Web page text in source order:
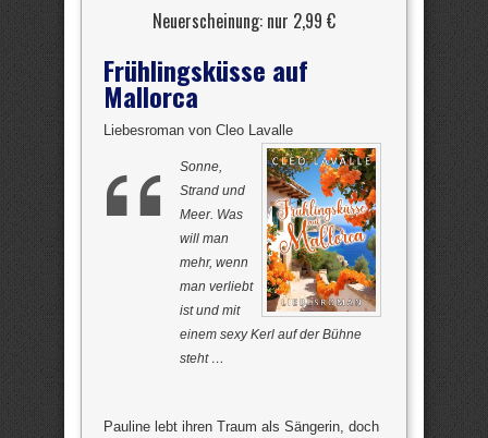
Neuerscheinung: nur 2,99 €
Frühlingsküsse auf
Mallorca
Liebesroman von Cleo Lavalle
Sonne,
Strand und
Meer. Was
will man
mehr, wenn
man verliebt
ist und mit
einem sexy Kerl auf der Bühne
steht …
Pauline lebt ihren Traum als Sängerin, doch